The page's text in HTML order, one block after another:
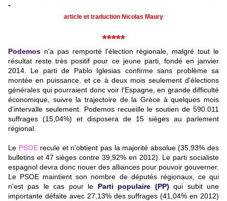
-
article et traduction Nicolas Maury
*****
Podemos n'a pas remporté l'élection régionale, malgré tout le
résultat reste très positif pour ce jeune parti, fondé en janvier
2014. Le parti de Pablo Iglesias confirme sans problème sa
montée en puissance, et ce à deux mois seulement d'élections
générales qui pourraient donc voir l'Espagne, en grande difficulté
économique, suivre la trajectoire de la Grèce à quelques mois
d'intervalle seulement. Podemos recueille le soutien de 590.011
suffrages (15,04%) et disposera de 15 sièges au parlement
régional.
Le PSOErecule et n'obtient pas la majorité absolue (35,93% des
bulletins et 47 sièges contre 39,92% en 2012). Le parti socialiste
espagnol devra donc nouer des alliances pour pouvoir gouverner.
Le PSOE maintient son nombre de députés régionaux, ce qui
n'est pas le cas pour le Parti populaire (PP) qui subit une
importante défaite avec 27,13% des suffrages (41,04% en 2012)